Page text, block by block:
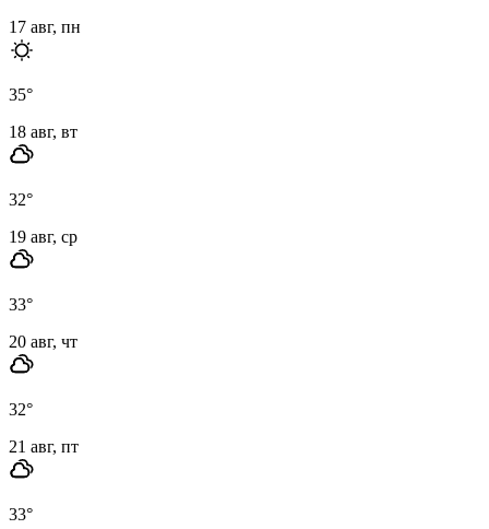
17 авг, пн
35°
18 авг, вт
32°
19 авг, ср
33°
20 авг, чт
32°
21 авг, пт
33°